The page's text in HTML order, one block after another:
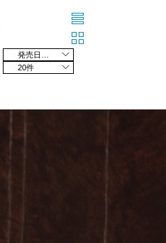
20件